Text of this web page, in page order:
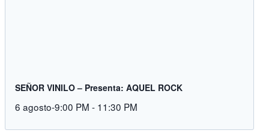
SEÑOR VINILO – Presenta: AQUEL ROCK
6 agosto-9:00 PM - 11:30 PM